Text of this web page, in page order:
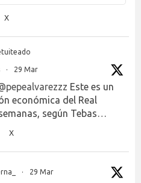
X
· 29 Mar
Este es un
económica del Real
según Tebas…
X
· 29 Mar